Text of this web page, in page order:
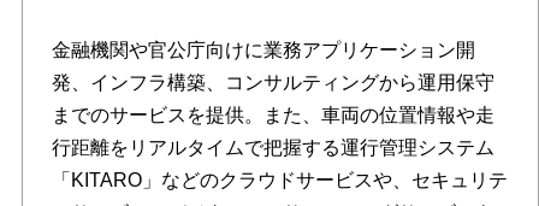
金融機関や官公庁向けに業務アプリケーション開
発、インフラ構築、コンサルティングから運用保守
までのサービスを提供。また、車両の位置情報や走
行距離をリアルタイムで把握する運行管理システム
「KITARO」などのクラウドサービスや、セキュリテ